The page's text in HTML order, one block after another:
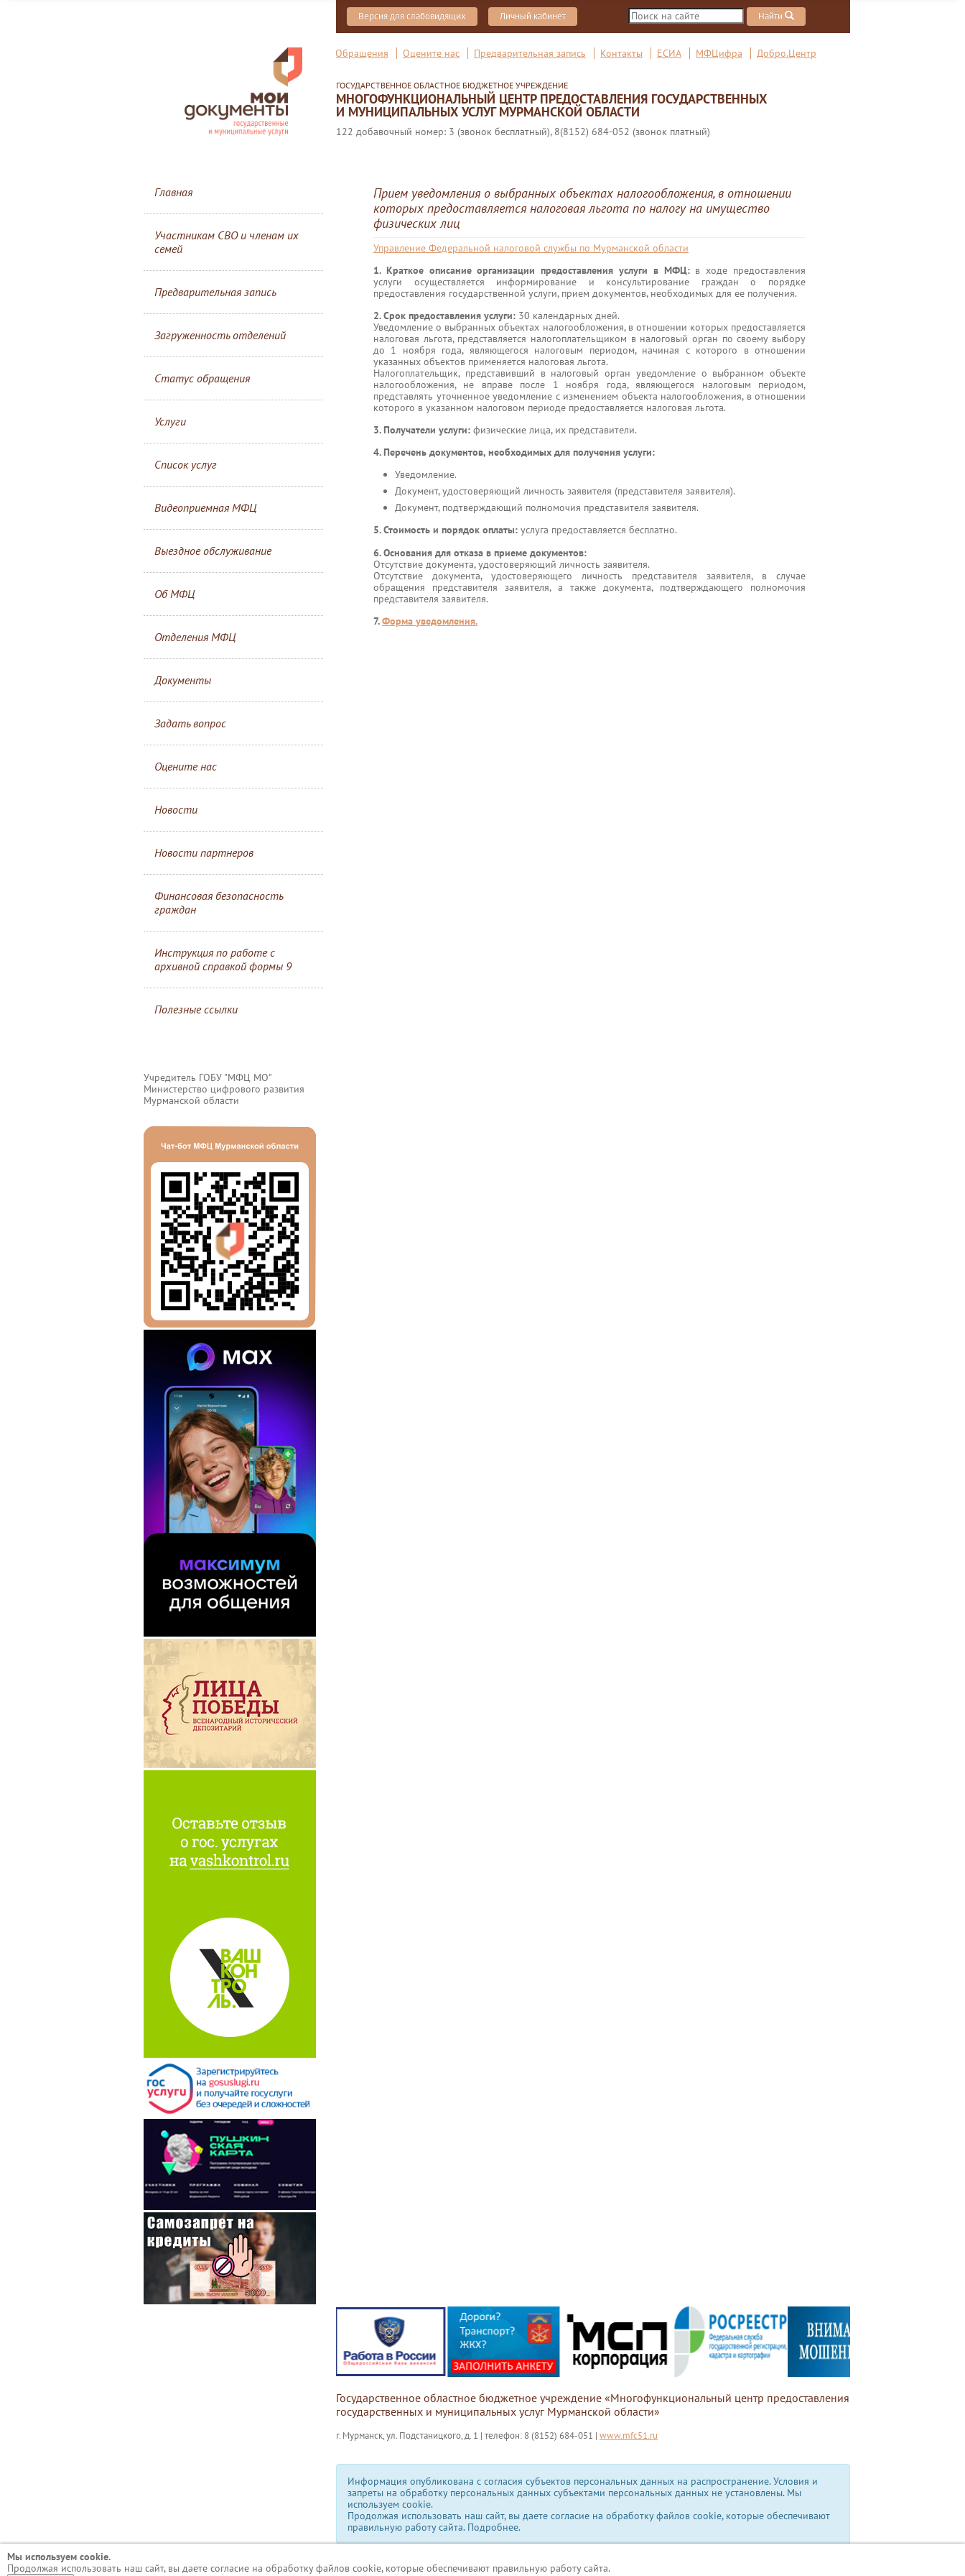
Версия для слабовидящих Личный кабинет Найти
Обращения Оцените нас Предварительная запись Контакты ЕСИА МФЦифра Добро.Центр
ГОСУДАРСТВЕННОЕ ОБЛАСТНОЕ БЮДЖЕТНОЕ УЧРЕЖДЕНИЕ
МНОГОФУНКЦИОНАЛЬНЫЙ ЦЕНТР ПРЕДОСТАВЛЕНИЯ ГОСУДАРСТВЕННЫХ
И МУНИЦИПАЛЬНЫХ УСЛУГ МУРМАНСКОЙ ОБЛАСТИ
122 добавочный номер: 3 (звонок бесплатный), 8(8152) 684-052 (звонок платный)
Главная
Участникам СВО и членам их
семей
Предварительная запись
Загруженность отделений
Статус обращения
Услуги
Список услуг
Видеоприемная МФЦ
Выездное обслуживание
Об МФЦ
Отделения МФЦ
Документы
Задать вопрос
Оцените нас
Новости
Новости партнеров
Финансовая безопасность
граждан
Инструкция по работе с
архивной справкой формы 9
Полезные ссылки
Учредитель ГОБУ "МФЦ МО"
Министерство цифрового развития
Мурманской области
Прием уведомления о выбранных объектах налогообложения, в отношении
которых предоставляется налоговая льгота по налогу на имущество
физических лиц
Управление Федеральной налоговой службы по Мурманской области
1. Краткое описание организации предоставления услуги в МФЦ:в ходе предоставления
услуги осуществляется информирование и консультирование граждан о порядке
предоставления государственной услуги, прием документов, необходимых для ее получения.
2. Срок предоставления услуги: 30 календарных дней.
Уведомление о выбранных объектах налогообложения, в отношении которых предоставляется
налоговая льгота, представляется налогоплательщиком в налоговый орган по своему выбору
до 1 ноября года, являющегося налоговым периодом, начиная с которого в отношении
указанных объектов применяется налоговая льгота.
Налогоплательщик, представивший в налоговый орган уведомление о выбранном объекте
налогообложения, не вправе после 1 ноября года, являющегося налоговым периодом,
представлять уточненное уведомление с изменением объекта налогообложения, в отношении
которого в указанном налоговом периоде предоставляется налоговая льгота.
3. Получатели услуги: физические лица, их представители.
4. Перечень документов, необходимых для получения услуги:
Уведомление.
Документ, удостоверяющий личность заявителя (представителя заявителя).
Документ, подтверждающий полномочия представителя заявителя.
5. Стоимость и порядок оплаты: услуга предоставляется бесплатно.
6. Основания для отказа в приеме документов:
Отсутствие документа, удостоверяющий личность заявителя.
Отсутствие документа, удостоверяющего личность представителя заявителя, в случае
обращения представителя заявителя, а также документа, подтверждающего полномочия
представителя заявителя.
7.Форма уведомления.
Государственное областное бюджетное учреждение «Многофункциональный центр предоставления
государственных и муниципальных услуг Мурманской области»
г. Мурманск, ул. Подстаницкого, д. 1 | телефон: 8 (8152) 684-051 | www.mfc51.ru
Информация опубликована с согласия субъектов персональных данных на распространение. Условия и
запреты на обработку персональных данных субъектами персональных данных не установлены. Мы
используем сookie.
Продолжая использовать наш сайт, вы даете согласие на обработку файлов cookie, которые обеспечивают
правильную работу сайта. Подробнее.
Мы используем сookie.
Продолжая использовать наш сайт, вы даете согласие на обработку файлов cookie, которые обеспечивают правильную работу сайта.